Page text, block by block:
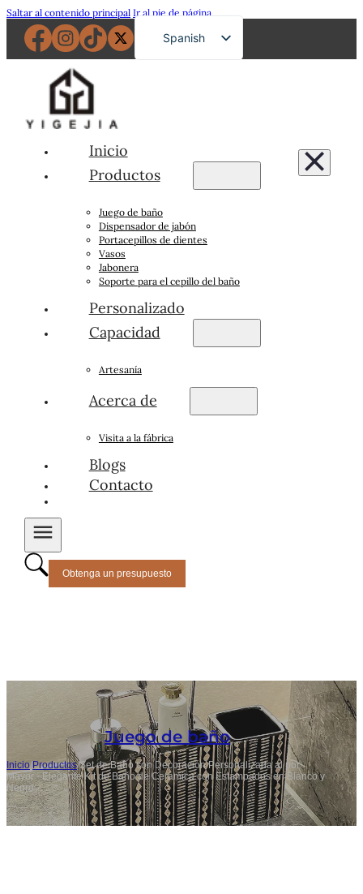
Saltar al contenido principal Ir al pie de página
Spanish
English
Arabic
Inicio
Productos
Juego de baño
Dispensador de jabón
Portacepillos de dientes
Vasos
Jabonera
Soporte para el cepillo del baño
Personalizado
Capacidad
Artesanía
Acerca de
Visita a la fábrica
Blogs
Contacto
Obtenga un presupuesto
Juego de baño
Inicio/Productos/Set de Baño con Decoración Personalizada al por
Mayor - Elegante Kit de Baño de Cerámica con Estampados en Blanco y
Negro